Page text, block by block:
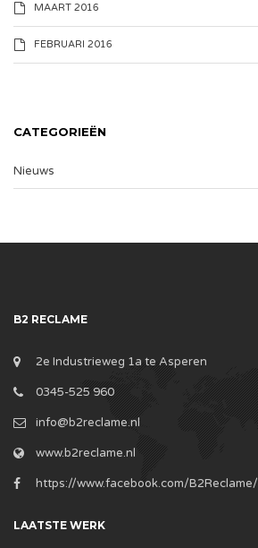
MAART 2016
FEBRUARI 2016
CATEGORIEËN
Nieuws
B2 RECLAME
2e Industrieweg 1a te Asperen
0345-525 960
info@b2reclame.nl
www.b2reclame.nl
https://www.facebook.com/B2Reclame/
LAATSTE WERK